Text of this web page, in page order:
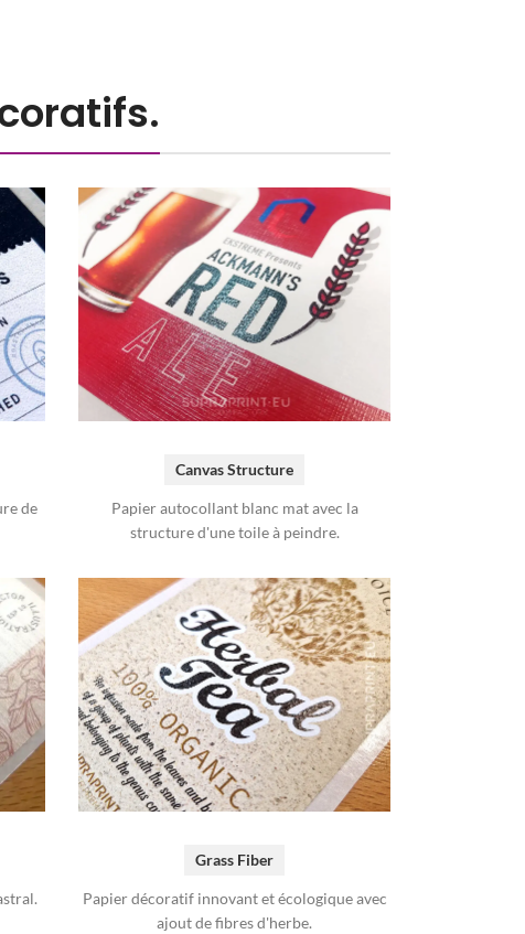
de
Canvas Structure
Papier autocollant blanc mat avec la
structure d'une toile à peindre.
Grass Fiber
Papier décoratif innovant et écologique avec
ajout de fibres d'herbe.